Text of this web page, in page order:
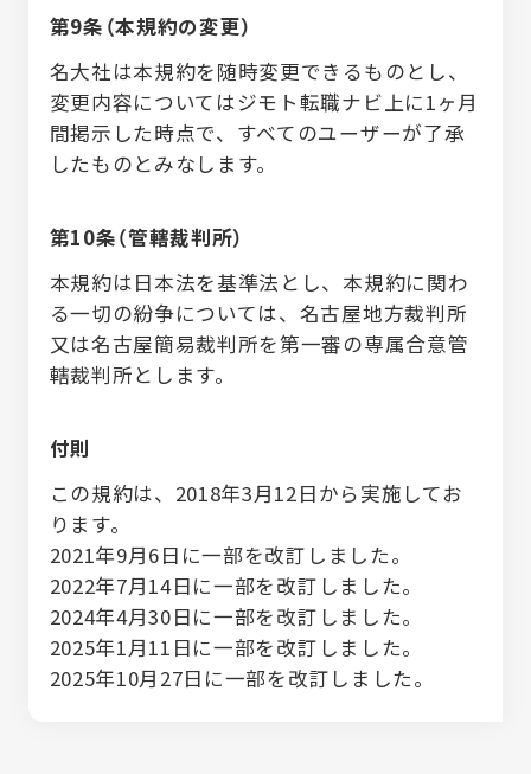
第9条（本規約の変更）
名大社は本規約を随時変更できるものとし、
変更内容についてはジモト転職ナビ上に1ヶ月
間掲示した時点で、すべてのユーザーが了承
したものとみなします。
第10条（管轄裁判所）
本規約は日本法を基準法とし、本規約に関わ
る一切の紛争については、名古屋地方裁判所
又は名古屋簡易裁判所を第一審の専属合意管
轄裁判所とします。
付則
この規約は、2018年3月12日から実施してお
ります。
2021年9月6日に一部を改訂しました。
2022年7月14日に一部を改訂しました。
2024年4月30日に一部を改訂しました。
2025年1月11日に一部を改訂しました。
2025年10月27日に一部を改訂しました。